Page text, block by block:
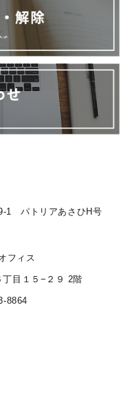
1 パトリアあさひH号
フィス
目１５−２９ 2階
8864